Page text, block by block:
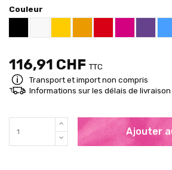
Couleur
US White 12-01
US Yellow 15-12
US Orange 14-01
US Red 11-12
US Pink 11-
US
116,91 CHF TTC
Transport et import non compris
Informations sur les délais de livraison
Ajouter